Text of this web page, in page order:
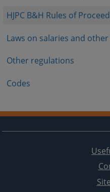
HJPC B&H Rules of
Laws on salaries and
Other regulations
Codes